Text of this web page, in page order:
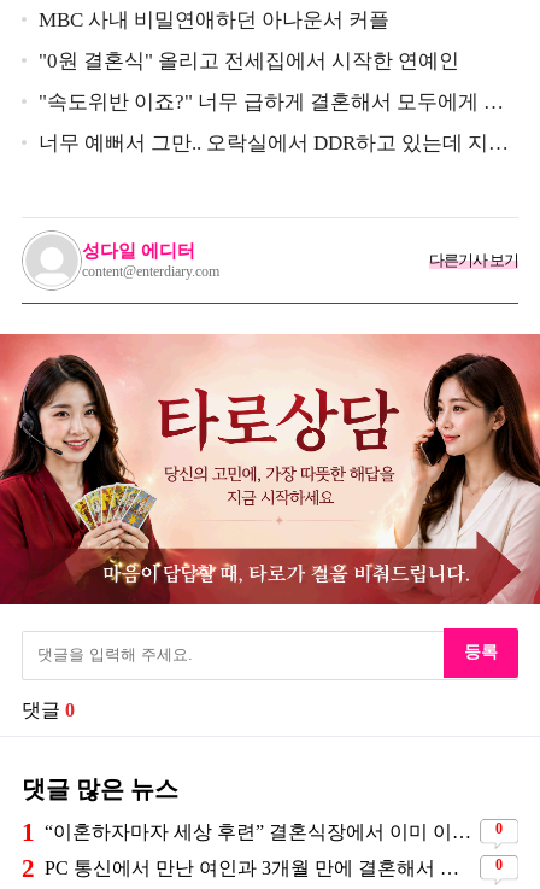
구 했다는 MBC 아나운서
MBC 사내 비밀연애하던 아나운서 커플
"0원 결혼식" 올리고 전세집에서 시작한 연예인
"속도위반 이죠?" 너무 급하게 결혼해서 모두에게 의
심 받았던 스타
너무 예뻐서 그만.. 오락실에서 DDR하고 있는데 지나
성다일 에디터
content@enterdiary.com
다른기사 보기
등록
댓글 0
댓글 많은 뉴스
1 “이혼하자마자 세상 후련” 결혼식장에서 이미 이혼을 직감했었다는 배우 0
2 PC 통신에서 만난 여인과 3개월 만에 결혼해서 잘 살고 있는 배우 0